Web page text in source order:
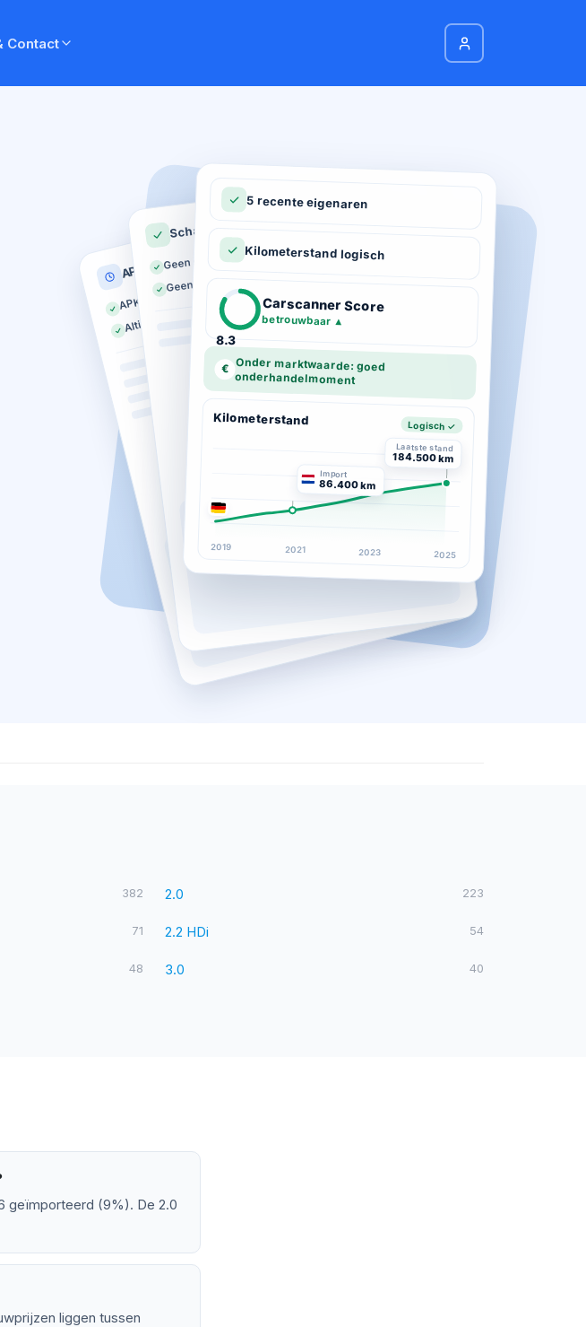
Contact
APK historie
APK geldig tot 03-2026
Altijd op tijd gekeurd
Schadeverleden
Geen schade geregistreerd
Geen total loss gemeld
5 recente eigenaren
Kilometerstand logisch
8.3
Carscanner Score
betrouwbaar ▲
€ Onder marktwaarde: goed
onderhandelmoment
Kilometerstand Logisch ✓
Laatste stand
184.500 km
Import
86.400 km
2019 2021 2023 2025
382 2.0 223
71 2.2 HDi 54
48 3.0 40
geïmporteerd (9%). De 2.0
liggen tussen